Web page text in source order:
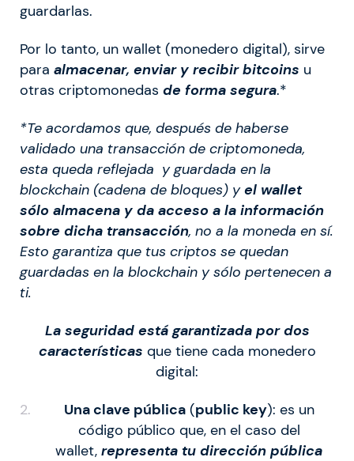
guardarlas.
Por lo tanto, un wallet (monedero digital), sirve
para almacenar, enviar y recibir bitcoins u
otras criptomonedas de forma segura.*
*Te acordamos que, después de haberse
validado una transacción de criptomoneda,
esta queda reflejada y guardada en la
blockchain (cadena de bloques) yel wallet
sólo almacena y da acceso a la información
sobre dicha transacción, no a la moneda en sí.
Esto garantiza que tus criptos se quedan
guardadas en la blockchain y sólo pertenecen a
ti.
La seguridad está garantizada por dos
características que tiene cada monedero
digital:
Una clave pública(public key): es un
código público que, en el caso del
wallet,representa tu dirección pública